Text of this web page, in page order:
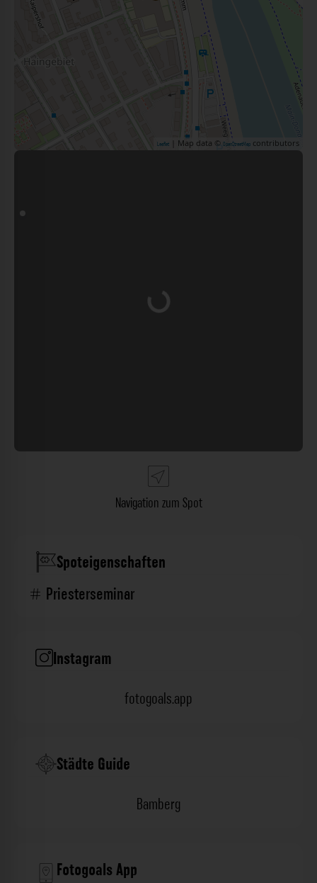
Leaflet | Map data © OpenStreetMap contributors
Wird geladen …
Navigation zum Spot
Spoteigenschaften
Priesterseminar
Instagram
fotogoals.app
Städte Guide
Bamberg
Fotogoals App